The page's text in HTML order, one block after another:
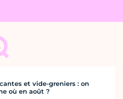
et vide-greniers : on
où en août ?